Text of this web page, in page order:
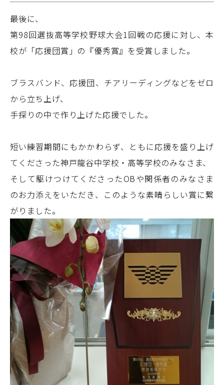
最後に、
第98回選抜高等学校野球大会1回戦の応援に対し、本
校が「応援団賞」の『優秀賞』を受賞しました。
ブラスバンド、応援団、チアリーディングなどをゼロ
から立ち上げ、
手探りの中で作り上げた応援でした。
短い練習期間にもかかわらず、ともに応援を盛り上げ
てくださった神戸龍谷中学校・高等学校のみなさま、
そして駆けつけてくださったOBや関係者のみなさま
のお力添えをいただき、このような素晴らしい賞に繋
がりました。